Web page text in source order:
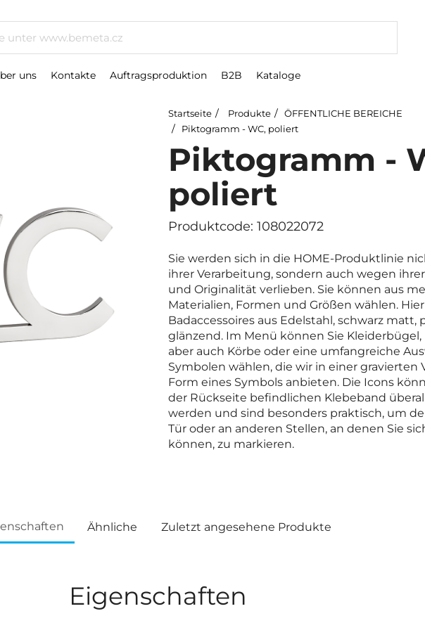
uns Kontakte Auftragsproduktion B2B Kataloge
Startseite Produkte
ÖFFENTLICHE BEREICHE
Piktogramm - WC, poliert
Piktogramm -
poliert
Produktcode: 108022072
Sie werden sich in die HOME-Produktlinie
ihrer Verarbeitung, sondern auch wegen
und Originalität verlieben. Sie können aus
Materialien, Formen und Größen wählen.
Badaccessoires aus Edelstahl, schwarz matt,
glänzend. Im Menü können Sie Kleiderbügel,
aber auch Körbe oder eine umfangreiche
Symbolen wählen, die wir in einer gravierten
Form eines Symbols anbieten. Die Icons
der Rückseite befindlichen Klebeband
werden und sind besonders praktisch, um
Tür oder an anderen Stellen, an denen Sie
können, zu markieren.
Ähnliche Zuletzt angesehene Produkte
Eigenschaften